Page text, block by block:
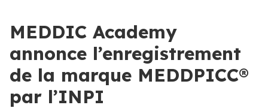
MEDDIC Academy
annonce l’enregistrement
de la marque MEDDPICC®
par l’INPI